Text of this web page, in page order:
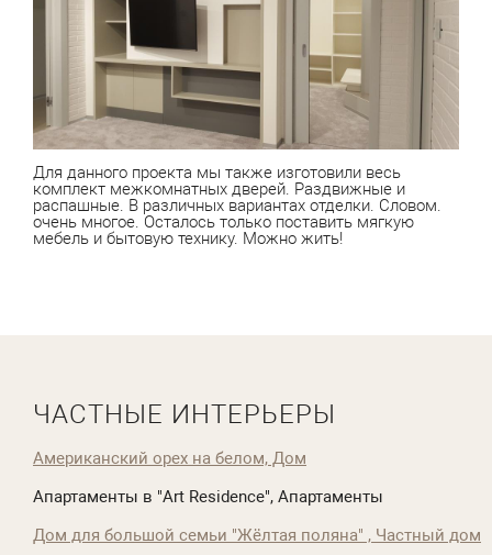
Для данного проекта мы также изготовили весь
комплект межкомнатных дверей. Раздвижные и
распашные. В различных вариантах отделки. Словом.
очень многое. Осталось только поставить мягкую
мебель и бытовую технику. Можно жить!
ЧАСТНЫЕ ИНТЕРЬЕРЫ
Американский орех на белом, Дом
Апартаменты в "Art Residence", Апартаменты
Дом для большой семьи "Жёлтая поляна" , Частный дом